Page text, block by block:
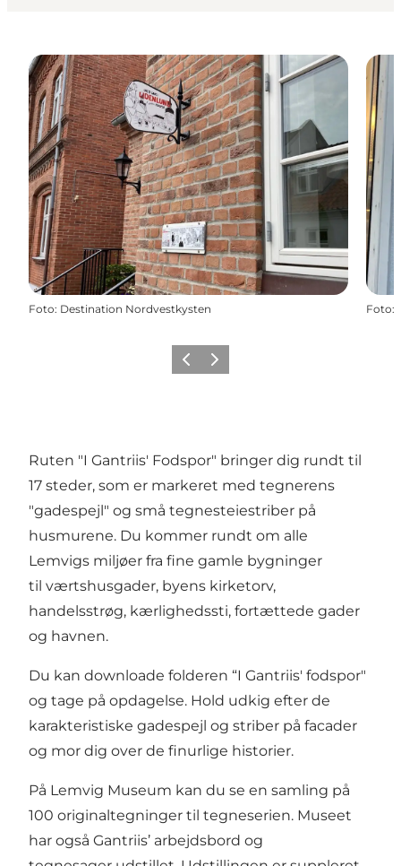
Foto: Destination Nordvestkysten Foto:
ForrigeNæste
Ruten "I Gantriis' Fodspor" bringer dig rundt til
17 steder, som er markeret med tegnerens
"gadespejl" og små tegnesteiestriber på
husmurene. Du kommer rundt om alle
Lemvigs miljøer fra fine gamle bygninger
til værtshusgader, byens kirketorv,
handelsstrøg, kærlighedssti, fortættede gader
og havnen.
Du kan downloade folderen “I Gantriis' fodspor"
og tage på opdagelse. Hold udkig efter de
karakteristiske gadespejl og striber på facader
og mor dig over de finurlige historier.
På Lemvig Museum kan du se en samling på
100 originaltegninger til tegneserien. Museet
har også Gantriis’ arbejdsbord og